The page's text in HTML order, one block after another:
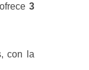
3
con la